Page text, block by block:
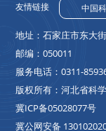
友情链接 中国
地址：石家庄市东
邮编：050011
服务电话：0311-
版权所有：河北省科
冀ICP备05028077号
冀公网安备